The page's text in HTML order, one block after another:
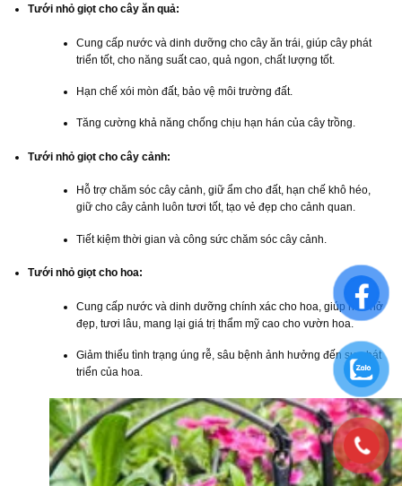
Tưới nhỏ giọt cho cây ăn quả:
Cung cấp nước và dinh dưỡng cho cây ăn trái, giúp cây phát
triển tốt, cho năng suất cao, quả ngon, chất lượng tốt.
Hạn chế xói mòn đất, bảo vệ môi trường đất.
Tăng cường khả năng chống chịu hạn hán của cây trồng.
Tưới nhỏ giọt cho cây cảnh:
Hỗ trợ chăm sóc cây cảnh, giữ ẩm cho đất, hạn chế khô héo,
giữ cho cây cảnh luôn tươi tốt, tạo vẻ đẹp cho cảnh quan.
Tiết kiệm thời gian và công sức chăm sóc cây cảnh.
Tưới nhỏ giọt cho hoa:
Cung cấp nước và dinh dưỡng chính xác cho hoa, giúp hoa nở
đẹp, tươi lâu, mang lại giá trị thẩm mỹ cao cho vườn hoa.
Giảm thiểu tình trạng úng rễ, sâu bệnh ảnh hưởng đến sự phát
triển của hoa.